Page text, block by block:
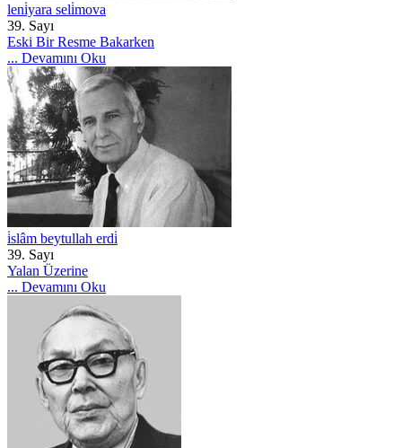
leni̇yara seli̇mova
39. Sayı
Eski Bir Resme Bakarken
... Devamını Oku
i̇slâm beytullah erdi̇
39. Sayı
Yalan Üzerine
... Devamını Oku